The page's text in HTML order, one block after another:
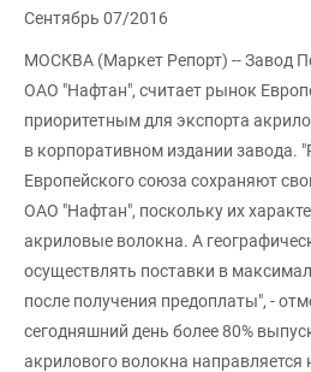
Сентябрь 07/2016
МОСКВА (Маркет Репорт) -- Завод
ОАО "Нафтан", считает рынок
приоритетным для экспорта
в корпоративном издании завода.
Европейского союза сохраняют
ОАО "Нафтан", поскольку их
акриловые волокна. А
осуществлять поставки в
после получения предоплаты", -
сегодняшний день более 80%
акрилового волокна направляется